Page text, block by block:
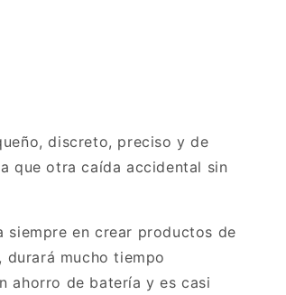
discreto, preciso y de
que otra caída accidental sin
siempre en crear productos de
mucho tiempo
ahorro de batería y es casi